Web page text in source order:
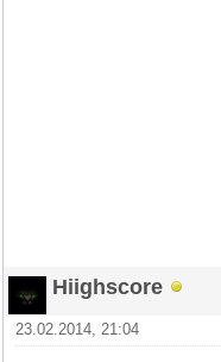
Hiighscore
23.02.2014, 21:04